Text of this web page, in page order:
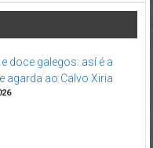
doce galegos: así é a
agarda ao Calvo Xiria